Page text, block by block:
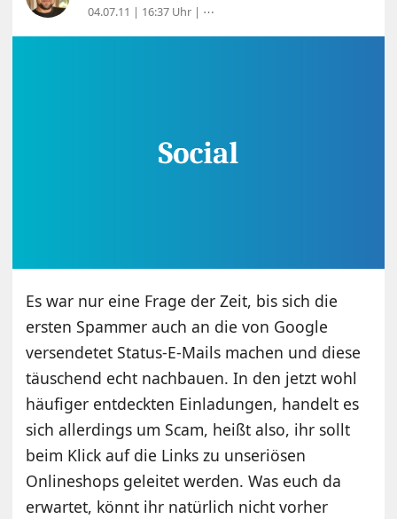
04.07.11 | 16:37 Uhr | ⋯
Es war nur eine Frage der Zeit, bis sich die
ersten Spammer auch an die von Google
versendetet Status-E-Mails machen und diese
täuschend echt nachbauen. In den jetzt wohl
häufiger entdeckten Einladungen, handelt es
sich allerdings um Scam, heißt also, ihr sollt
beim Klick auf die Links zu unseriösen
Onlineshops geleitet werden. Was euch da
erwartet, könnt ihr natürlich nicht vorher